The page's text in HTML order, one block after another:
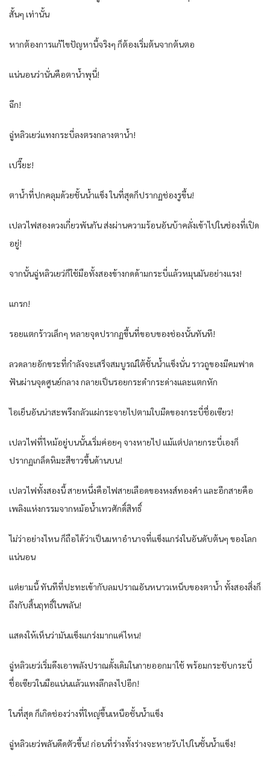
สั้นๆ เท่านั้น
หากต้องการแก้ไขปัญหานี้จริงๆ ก็ต้องเริ่มต้นจากต้นตอ
แน่นอนว่านั่นคือตาน้ำพุนี่!
ฉึก!
ฉู่หลิวเยว่แทงกระบี่ลงตรงกลางตาน้ำ!
เปรี๊ยะ!
ตาน้ำที่ปกคลุมด้วยชั้นน้ำแข็ง ในที่สุดก็ปรากฏช่องรูขึ้น!
เปลวไฟสองดวงเกี่ยวพันกัน ส่งผ่านความร้อนอันบ้าคลั่งเข้าไปในช่องที่เปิด
อยู่!
จากนั้นฉู่หลิวเยว่ก็ใช้มือทั้งสองข้างกดด้ามกระบี่แล้วหมุนมันอย่างแรง!
แกรก!
รอยแตกร้าวเล็กๆ หลายจุดปรากฏขึ้นที่ขอบของช่องนั้นทันที!
ลวดลายอักขระที่กำลังจะเสร็จสมบูรณ์ใต้ชั้นน้ำแข็งนั่น ราวถูของมีคมฟาด
ฟันผ่านจุดศูนย์กลาง กลายเป็นรอยกระดำกระด่างและแตกหัก
ไอเย็นอันน่าสะพรึงกลัวแผ่กระจายไปตามใบมีดของกระบี่ชื่อเซียว!
เปลวไฟที่ไหม้อยู่บนนั้นเริ่มค่อยๆ จางหายไป แม้แต่ปลายกระบี่เองก็
ปรากฏเกล็ดหิมะสีขาวขึ้นด้านบน!
เปลวไฟทั้งสองนี้ สายหนึ่งคือไฟสายเลือดของหงส์ทองคำ และอีกสายคือ
เพลิงแห่งกรรมจากหม้อน้ำเทวศักดิ์สิทธิ์
ไม่ว่าอย่างไหน ก็ถือได้ว่าเป็นมหาอำนาจที่แข็งแกร่งในอันดับต้นๆ ของโลก
แน่นอน
แต่ยามนี้ ทันทีที่ปะทะเข้ากับลมปราณอันหนาวเหน็บของตาน้ำ ทั้งสองสิ่งก็
ถึงกับสิ้นฤทธิ์ในพลัน!
แสดงให้เห็นว่ามันแข็งแกร่งมากแค่ไหน!
ฉู่หลิวเยว่เริ่มดึงเอาพลังปราณดั้งเดิมในกายออกมาใช้ พร้อมกระชับกระบี่
ชื่อเซียวในมือแน่นแล้วแทงลึกลงไปอีก!
ในที่สุด ก็เกิดช่องว่างที่ใหญ่ขึ้นเหนือชั้นน้ำแข็ง
ฉู่หลิวเยว่พลันดีดตัวขึ้น! ก่อนที่ร่างทั้งร่างจะหายวับไปในชั้นน้ำแข็ง!
…